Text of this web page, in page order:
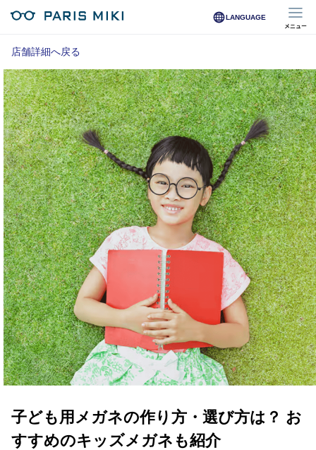
LANGUAGE
メニュー
マイページ
Opera Club会員
※店舗で会員登録された方
オンラインショップ会員
※オンラインで会員登録された方
店舗を探す
店舗検索/来店予約
商品を探す
メガネ
レンズ
サングラス
補聴器
店舗詳細へ戻る
子ども用メガネの作り方・選び方は？ お
すすめのキッズメガネも紹介